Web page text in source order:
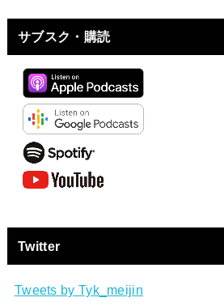
サブスク・購読
Twitter
Tweets by Tyk_meijin